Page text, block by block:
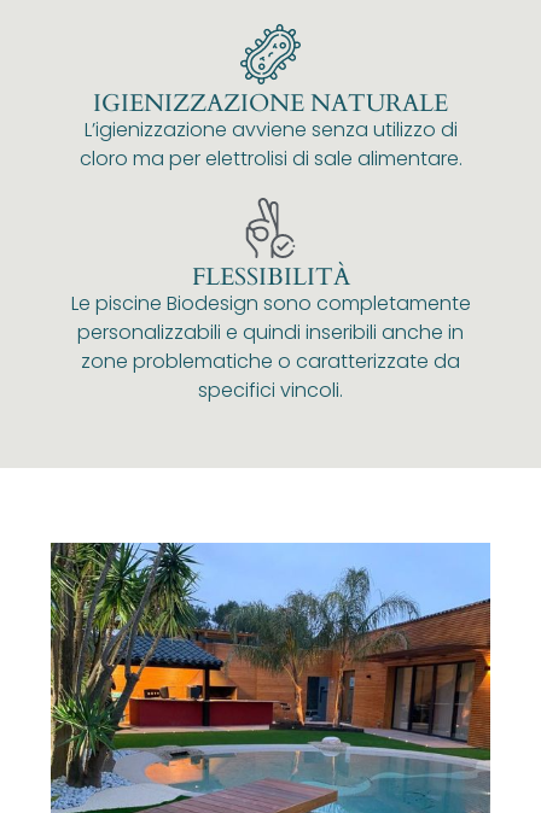
IGIENIZZAZIONE NATURALE
L’igienizzazione avviene senza utilizzo di
cloro ma per elettrolisi di sale alimentare.
FLESSIBILITÀ
Le piscine Biodesign sono completamente
personalizzabili e quindi inseribili anche in
zone problematiche o caratterizzate da
specifici vincoli.